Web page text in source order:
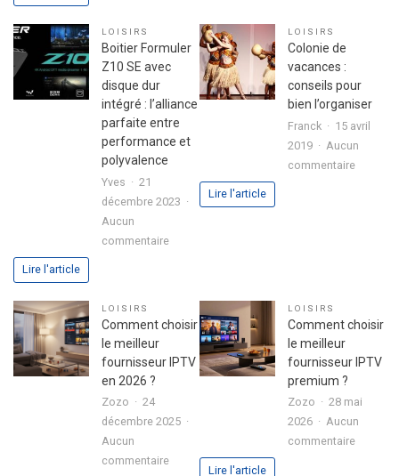
réussir
son
premier
investissement
immobilier
en
toute
LOISIRS
Boitier Formuler
Z10 SE avec
disque dur
intégré : l’alliance
parfaite entre
performance et
polyvalence
Yves
21
décembre 2023
Aucun
commentairesur
SE
disque
:
parfaite
Lire l'article
LOISIRS
Colonie de
vacances :
conseils pour
bien l’organiser
Franck
15 avril
2019
Aucun
commentairesur
Lire l'article
LOISIRS
Comment choisir
le meilleur
fournisseur IPTV
en 2026 ?
Zozo
24
décembre 2025
Aucun
commentairesur
LOISIRS
Comment choisir
le meilleur
fournisseur IPTV
premium ?
Zozo
28 mai
2026
Aucun
commentairesur
Lire l'article